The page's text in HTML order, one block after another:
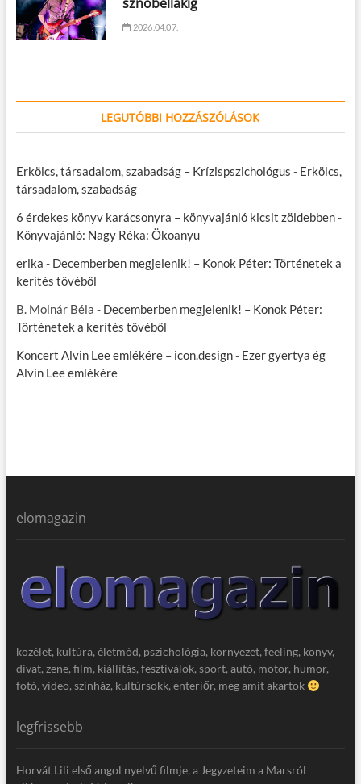
2026.04.07.
LEGUTÓBBI HOZZÁSZÓLÁSOK
Erkölcs, társadalom, szabadság – Krízispszichológus - Erkölcs,
társadalom, szabadság
6 érdekes könyv karácsonyra – könyvajánló kicsit zöldebben-
Könyvajánló: Nagy Réka: Ökoanyu
erika - Decemberben megjelenik! – Konok Péter: Történetek a
kerítés tövéből
B. Molnár Béla - Decemberben megjelenik! – Konok Péter:
Történetek a kerítés tövéből
Koncert Alvin Lee emlékére – icon.design- Ezer gyertya ég
Alvin Lee emlékére
elomagazin
közélet, kultúra, életmód, pszichológia, környezet, feeling, könyv,
divat, zene, film, kiállítás, fesztiválok, sport, autó, motor, humor,
fotó, video, színház, kultúrsokk, enteriőr, meg amit akartok
legfrissebb
Horvát Lili első angol nyelvű filmje, a Jegyzeteim a Marsról